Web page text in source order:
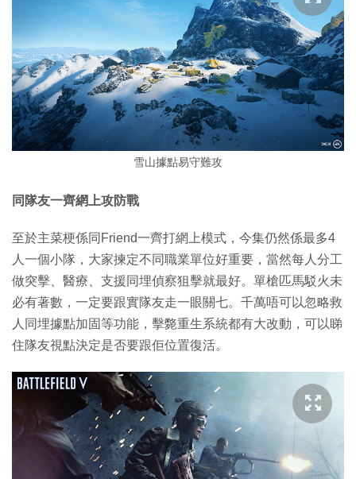
雪山據點易守難攻
同隊友一齊網上攻防戰
至於主菜梗係同Friend一齊打網上模式，今集仍然係最多4
人一個小隊，大家揀定不同職業單位好重要，當然每人分工
做突擊、醫療、支援同埋偵察狙擊就最好。單槍匹馬駁火未
必有著數，一定要跟實隊友走一眼關七。千萬唔可以忽略救
人同埋據點加固等功能，擊斃重生系統都有大改動，可以睇
住隊友視點決定是否要跟佢位置復活。